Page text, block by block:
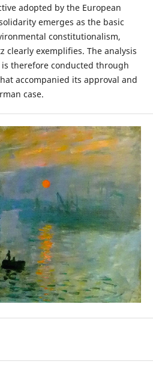
adopted by the European
emerges as the basic
constitutionalism,
clearly exemplifies. The analysis
therefore conducted through
accompanied its approval and
case.